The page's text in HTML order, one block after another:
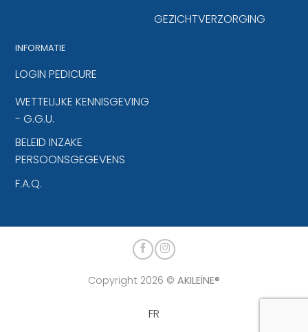
GEZICHTVERZORGING
INFORMATIE
LOGIN PEDICURE
WETTELIJKE KENNISGEVING
- G.G.U.
BELEID INZAKE
PERSOONSGEGEVENS
F.A.Q.
Copyright 2026 © AKILEÏNE®
FR